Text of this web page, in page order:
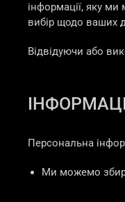
інформації, яку
вибір щодо ваших
Відвідуючи або
Персональна
Ми можемо